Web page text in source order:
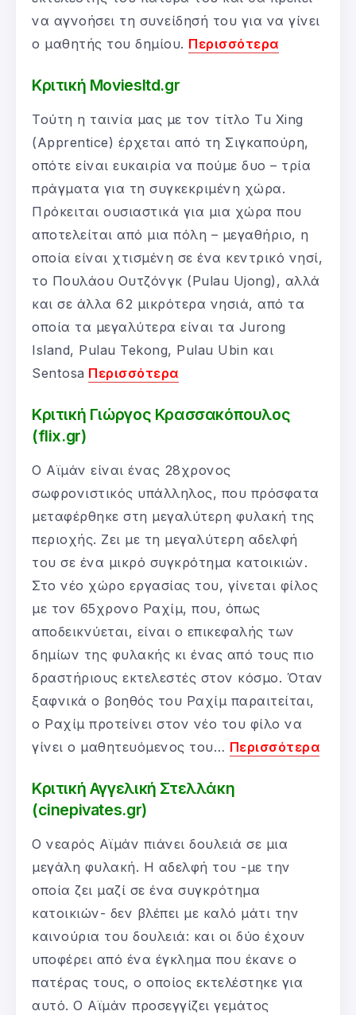
να αγνοήσει τη συνείδησή του για να γίνει
ο μαθητής του δημίου. Περισσότερα
Κριτική Moviesltd.gr
Τούτη η ταινία μας με τον τίτλο Tu Xing
(Apprentice) έρχεται από τη Σιγκαπούρη,
οπότε είναι ευκαιρία να πούμε δυο – τρία
πράγματα για τη συγκεκριμένη χώρα.
Πρόκειται ουσιαστικά για μια χώρα που
αποτελείται από μια πόλη – μεγαθήριο, η
οποία είναι χτισμένη σε ένα κεντρικό νησί,
το Πουλάου Ουτζόνγκ (Pulau Ujong), αλλά
και σε άλλα 62 μικρότερα νησιά, από τα
οποία τα μεγαλύτερα είναι τα Jurong
Island, Pulau Tekong, Pulau Ubin και
Sentosa Περισσότερα
Κριτική Γιώργος Κρασσακόπουλος
(flix.gr)
Ο Αϊμάν είναι ένας 28χρονος
σωφρονιστικός υπάλληλος, που πρόσφατα
μεταφέρθηκε στη μεγαλύτερη φυλακή της
περιοχής. Ζει με τη μεγαλύτερη αδελφή
του σε ένα μικρό συγκρότημα κατοικιών.
Στο νέο χώρο εργασίας του, γίνεται φίλος
με τον 65χρονο Ραχίμ, που, όπως
αποδεικνύεται, είναι ο επικεφαλής των
δημίων της φυλακής κι ένας από τους πιο
δραστήριους εκτελεστές στον κόσμο. Όταν
ξαφνικά ο βοηθός του Ραχίμ παραιτείται,
ο Ραχίμ προτείνει στον νέο του φίλο να
γίνει ο μαθητευόμενος του… Περισσότερα
Κριτική Αγγελική Στελλάκη
(cinepivates.gr)
Ο νεαρός Αϊμάν πιάνει δουλειά σε μια
μεγάλη φυλακή. Η αδελφή του -με την
οποία ζει μαζί σε ένα συγκρότημα
κατοικιών- δεν βλέπει με καλό μάτι την
καινούρια του δουλειά: και οι δύο έχουν
υποφέρει από ένα έγκλημα που έκανε ο
πατέρας τους, ο οποίος εκτελέστηκε για
αυτό. Ο Αϊμάν προσεγγίζει γεμάτος